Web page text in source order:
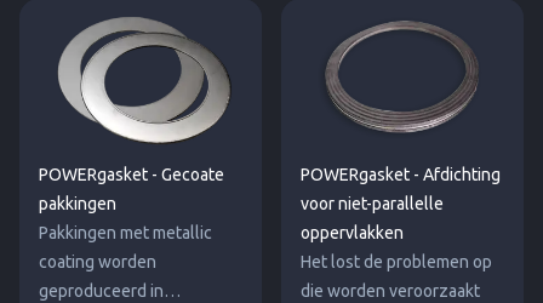
POWERgasket - Gecoate
pakkingen
Pakkingen met metallic
coating worden
geproduceerd in
POWERgasket - Afdichting
voor niet-parallelle
oppervlakken
Het lost de problemen op
die worden veroorzaakt